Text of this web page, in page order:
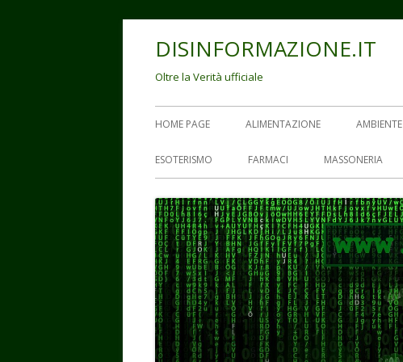
DISINFORMAZIONE.IT
Oltre la Verità ufficiale
Menu
principale
HOME PAGE ALIMENTAZIONE AMBIENTE
ESOTERISMO FARMACI MASSONERIA